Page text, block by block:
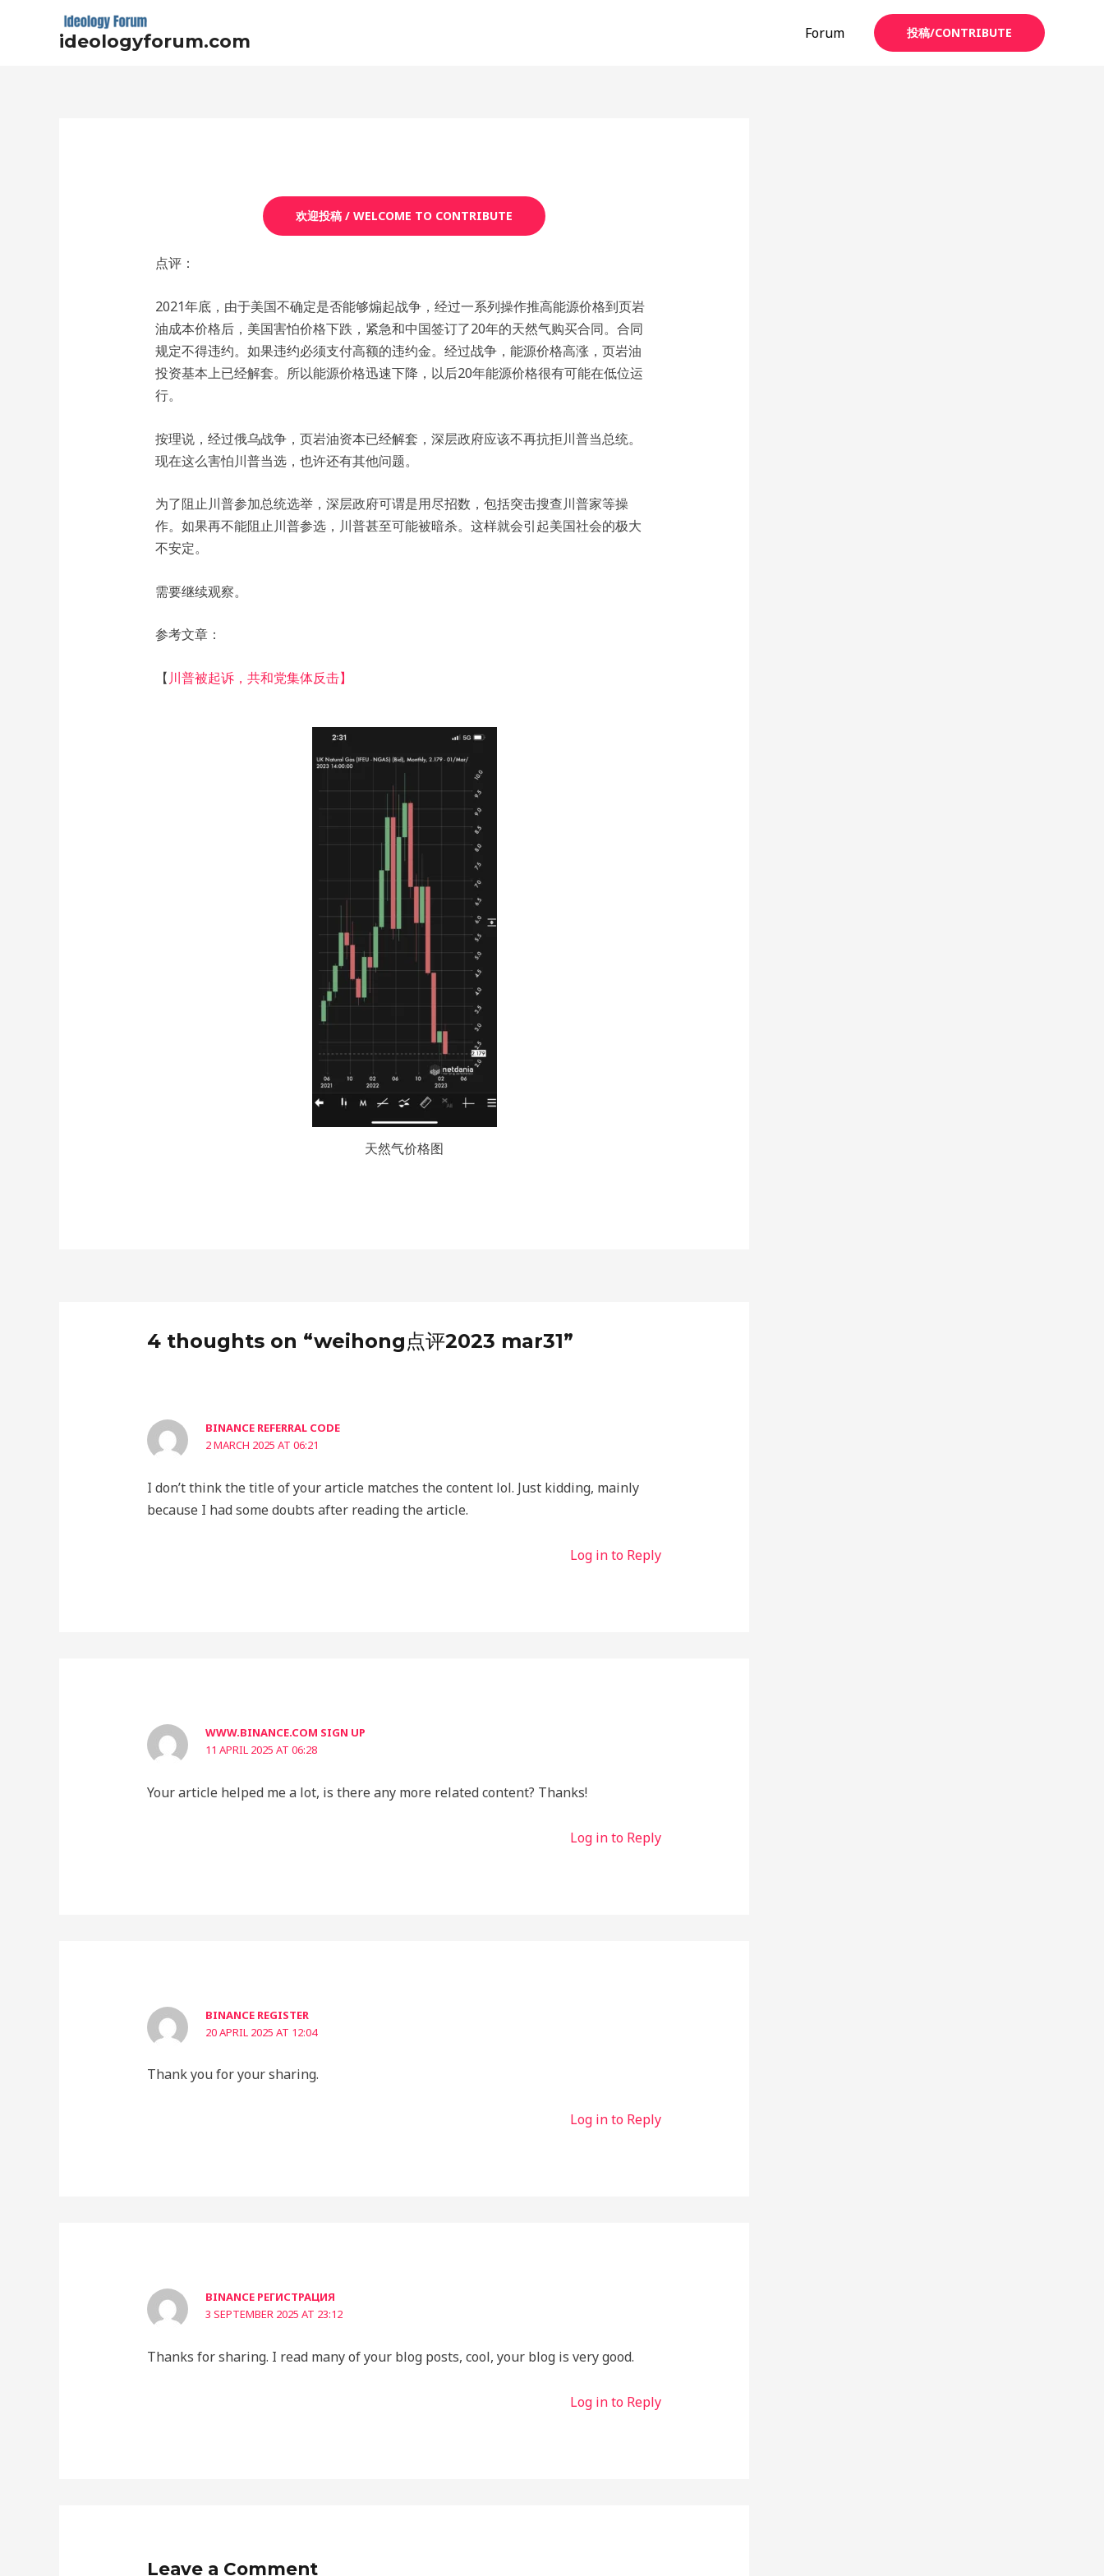
ideologyforum.com Forum 投稿/CONTRIBUTE
欢迎投稿 / WELCOME TO CONTRIBUTE
点评：
2021年底，由于美国不确定是否能够煽起战争，经过一系列操作推高能源价格到页岩
油成本价格后，美国害怕价格下跌，紧急和中国签订了20年的天然气购买合同。合同
规定不得违约。如果违约必须支付高额的违约金。经过战争，能源价格高涨，页岩油
投资基本上已经解套。所以能源价格迅速下降，以后20年能源价格很有可能在低位运
行。
按理说，经过俄乌战争，页岩油资本已经解套，深层政府应该不再抗拒川普当总统。
现在这么害怕川普当选，也许还有其他问题。
为了阻止川普参加总统选举，深层政府可谓是用尽招数，包括突击搜查川普家等操
作。如果再不能阻止川普参选，川普甚至可能被暗杀。这样就会引起美国社会的极大
不安定。
需要继续观察。
参考文章：
【川普被起诉，共和党集体反击】
天然气价格图
4 thoughts on “weihong点评2023 mar31”
BINANCE REFERRAL CODE
2 MARCH 2025 AT 06:21
I don’t think the title of your article matches the content lol. Just kidding, mainly
because I had some doubts after reading the article.
Log in to Reply
WWW.BINANCE.COM SIGN UP
11 APRIL 2025 AT 06:28
Your article helped me a lot, is there any more related content? Thanks!
Log in to Reply
BINANCE REGISTER
20 APRIL 2025 AT 12:04
Thank you for your sharing.
Log in to Reply
BINANCE РЕГИСТРАЦИЯ
3 SEPTEMBER 2025 AT 23:12
Thanks for sharing. I read many of your blog posts, cool, your blog is very good.
Log in to Reply
Leave a Comment